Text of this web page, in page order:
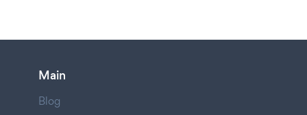
Main
Blog